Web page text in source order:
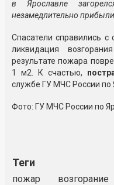
в Ярославле
незамедлительно
Спасатели справились
ликвидация
результате пожара
1 м2. К счастью,
службе ГУ МЧС России по
Фото: ГУ МЧС России по
Теги
пожар возгорание